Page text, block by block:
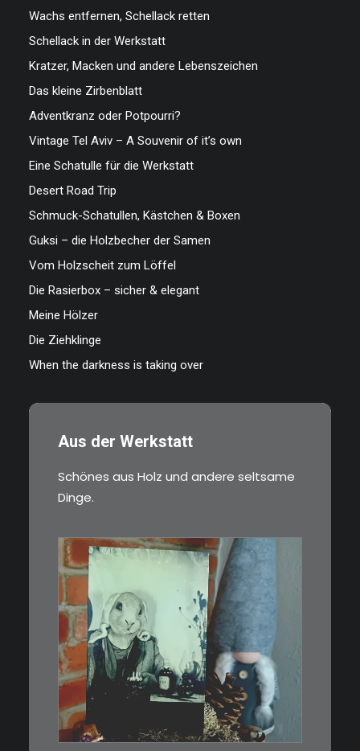
Wachs entfernen, Schellack retten
Schellack in der Werkstatt
Kratzer, Macken und andere Lebenszeichen
Das kleine Zirbenblatt
Adventkranz oder Potpourri?
Vintage Tel Aviv – A Souvenir of it’s own
Eine Schatulle für die Werkstatt
Desert Road Trip
Schmuck-Schatullen, Kästchen & Boxen
Guksi – die Holzbecher der Samen
Vom Holzscheit zum Löffel
Die Rasierbox – sicher & elegant
Meine Hölzer
Die Ziehklinge
When the darkness is taking over
Aus der Werkstatt
Schönes aus Holz und andere seltsame
Dinge.
€3,00
Limitierte Auflage. Original:
Abzug von…